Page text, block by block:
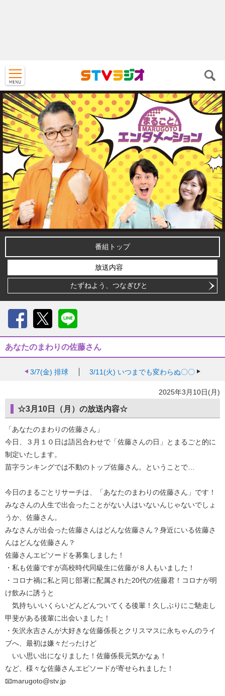
番組トップ
放送内容
たずねよう、つなぎびと
あなたのまわりの佐藤さん
3/7(金) 排球 3/11(火) いつまでも変わらぬ〇〇
2025年3月10日(月)
☆3月10日（月）の放送内容☆
「あなたのまわりの佐藤さん」
今日、３月１０日は語呂合わせで「佐藤さんの日」とまるごと的に
制定いたします。
苗字ランキングでは不動のトップ佐藤さん。ということで…
今日のまるごとリサーチは、「あなたのまわりの佐藤さん」です！
みなさんの人生で出会ったことがない人はいないんじゃないでしょ
うか、佐藤さん。
みなさんが出会った佐藤さんはどんな佐藤さん？身近にいる佐藤さ
んはどんな佐藤さん？
佐藤さんエピソードを募集しました！
・私も佐藤ですが高校時代同級生に佐藤が８人もいました！
・コロナ禍に私と同じ部署に配属された20代の佐藤君！コロナが明
け飲みに誘うと
気持ちいいくらいどんどんついてくる後輩！久しぶりにご馳走し
甲斐がある後輩に出会いました！
・矢沢永吉さんが大好きな佐藤係長とクリスマスに永ちゃんのライ
ブへ、最初は嫌々だったけど
いい思い出になりました！佐藤係長元気かなぁ！
など、様々な佐藤さんエピソードが寄せられました！
📧marugoto@stv.jp